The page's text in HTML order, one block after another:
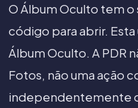
O Álbum Oculto tem o
código para abrir.
Álbum Oculto. A PDR
Fotos, não uma ação
independentemente